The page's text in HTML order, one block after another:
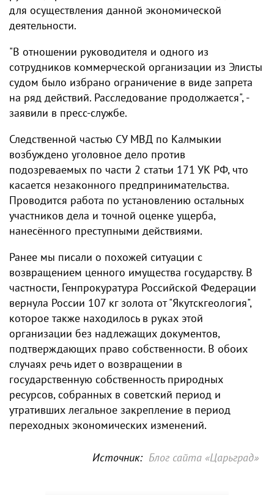
для осуществления данной экономической
деятельности.
"В отношении руководителя и одного из
сотрудников коммерческой организации из Элисты
судом было избрано ограничение в виде запрета
на ряд действий. Расследование продолжается", -
заявили в пресс-службе.
Следственной частью СУ МВД по Калмыкии
возбуждено уголовное дело против
подозреваемых по части 2 статьи 171 УК РФ, что
касается незаконного предпринимательства.
Проводится работа по установлению остальных
участников дела и точной оценке ущерба,
нанесённого преступными действиями.
Ранее мы писали о похожей ситуации с
возвращением ценного имущества государству. В
частности, Генпрокуратура Российской Федерации
вернула России 107 кг золота от "Якутскгеология",
которое также находилось в руках этой
организации без надлежащих документов,
подтверждающих право собственности. В обоих
случаях речь идет о возвращении в
государственную собственность природных
ресурсов, собранных в советский период и
утративших легальное закрепление в период
переходных экономических изменений.
Источник: Блог сайта «Царьград»